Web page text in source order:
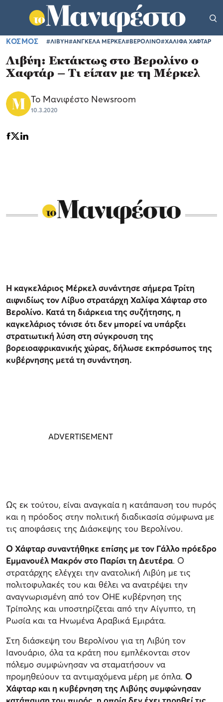
ΚΟΣΜΟΣ #ΛΙΒΥΗ#ΑΝΓΚΕΛΑ ΜΕΡΚΕΛ#ΒΕΡΟΛΙΝΟ#ΧΑΛΙΦΑ ΧΑΦΤΑΡ
Λιβύη: Εκτάκτως στο Βερολίνο ο
Χαφτάρ – Τι είπαν με τη Μέρκελ
Το Μανιφέστο Newsroom
10.3.2020
Η καγκελάριος Μέρκελ συνάντησε σήμερα Τρίτη
αιφνιδίως τον Λίβυο στρατάρχη Χαλίφα Χάφταρ στο
Βερολίνο. Κατά τη διάρκεια της συζήτησης, η
καγκελάριος τόνισε ότι δεν μπορεί να υπάρξει
στρατιωτική λύση στη σύγκρουση της
βορειοαφρικανικής χώρας, δήλωσε εκπρόσωπος της
κυβέρνησης μετά τη συνάντηση.
Ως εκ τούτου, είναι αναγκαία η κατάπαυση του πυρός
και η πρόοδος στην πολιτική διαδικασία σύμφωνα με
τις αποφάσεις της Διάσκεψης του Βερολίνου.
Ο Χάφταρ συναντήθηκε επίσης με τον Γάλλο πρόεδρο
Εμμανουέλ Μακρόν στο Παρίσι τη Δευτέρα. Ο
στρατάρχης ελέγχει την ανατολική Λιβύη με τις
πολιτοφυλακές του και θέλει να ανατρέψει την
αναγνωρισμένη από τον ΟΗΕ κυβέρνηση της
Τρίπολης και υποστηρίζεται από την Αίγυπτο, τη
Ρωσία και τα Ηνωμένα Αραβικά Εμιράτα.
Στη διάσκεψη του Βερολίνου για τη Λιβύη τον
Ιανουάριο, όλα τα κράτη που εμπλέκονται στον
πόλεμο συμφώνησαν να σταματήσουν να
προμηθεύουν τα αντιμαχόμενα μέρη με όπλα. Ο
Χάφταρ και η κυβέρνηση της Λιβύης συμφώνησαν